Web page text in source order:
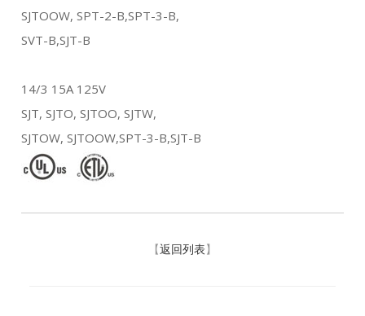
SJTOOW, SPT-2-B,SPT-3-B,
SVT-B,SJT-B
14/3 15A 125V
SJT, SJTO, SJTOO, SJTW,
SJTOW, SJTOOW,SPT-3-B,SJT-B
【返回列表】